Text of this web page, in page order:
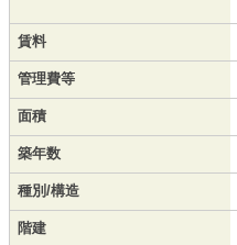
賃料
管理費等
面積
築年数
種別/構造
階建